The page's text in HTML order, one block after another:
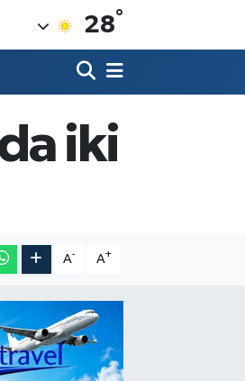
28°
iki
A- A+